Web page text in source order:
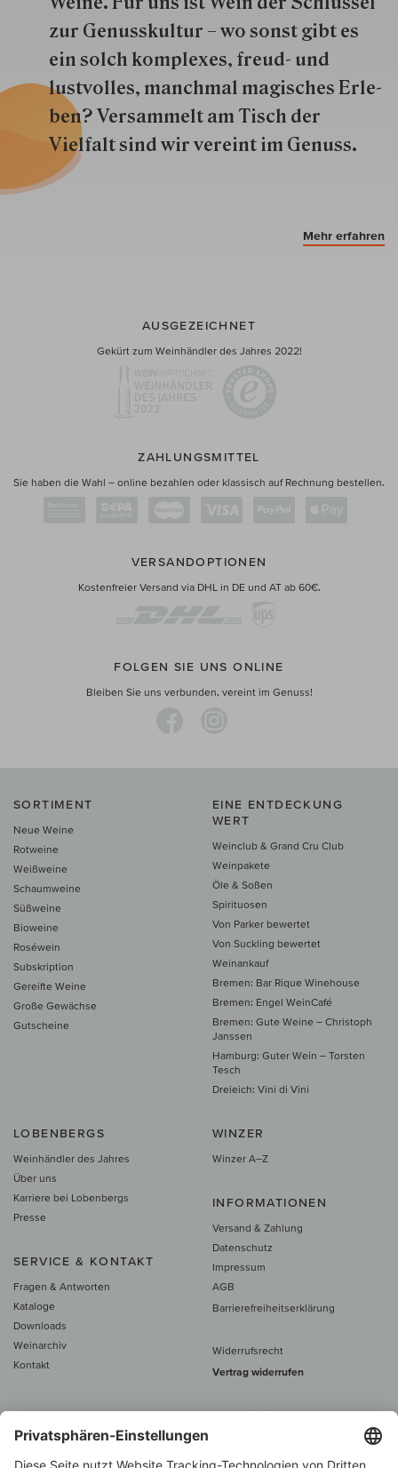
zur Genuss­kultur – wo sonst gibt es
ein solch kom­plexes, freud- und
lustvolles, manchmal ma­gisch­es Er­le­
ben? Versammelt am Tisch der
Vielfalt sind wir ver­eint im Genuss.
Mehr erfahren
AUSGEZEICHNET
Gekürt zum Weinhändler des Jahres 2022!
ZAHLUNGSMITTEL
Sie haben die Wahl – online bezahlen oder klassisch auf Rechnung bestellen.
VERSANDOPTIONEN
Kostenfreier Versand via DHL in DE und AT ab 60€.
FOLGEN SIE UNS ONLINE
Bleiben Sie uns verbunden, vereint im Genuss!
SORTIMENT
Neue Weine
Rotweine
Weißweine
Schaumweine
Süßweine
Bioweine
Roséwein
Subskription
Gereifte Weine
Große Gewächse
Gutscheine
EINE ENTDECKUNG
WERT
Weinclub & Grand Cru Club
Weinpakete
Öle & Soßen
Spirituosen
Von Parker bewertet
Von Suckling bewertet
Weinankauf
Bremen: Bar Rique Winehouse
Bremen: Engel WeinCafé
Bremen: Gute Weine – Christoph
Janssen
Hamburg: Guter Wein – Torsten
Tesch
Dreieich: Vini di Vini
LOBENBERGS
Weinhändler des Jahres
Über uns
Karriere bei Lobenbergs
Presse
SERVICE & KONTAKT
Fragen & Antworten
Kataloge
Downloads
Weinarchiv
Kontakt
WINZER
Winzer A–Z
INFORMATIONEN
Versand & Zahlung
Datenschutz
Impressum
AGB
Barrierefreiheitserklärung
Widerrufsrecht
Vertrag widerrufen
Alle Preise inkl. MwSt., zzgl. 5 €
60 € versand­kosten­